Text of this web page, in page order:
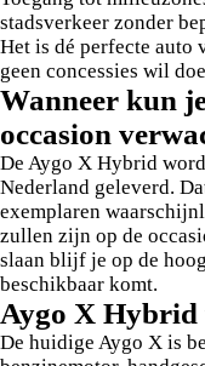
stadsverkeer zonder
Het is dé perfecte auto
geen concessies wil
Wanneer kun
occasion
De Aygo X Hybrid
Nederland geleverd.
exemplaren
zullen zijn op de
slaan blijf je op de
beschikbaar komt.
Aygo X Hybrid
De huidige Aygo X is